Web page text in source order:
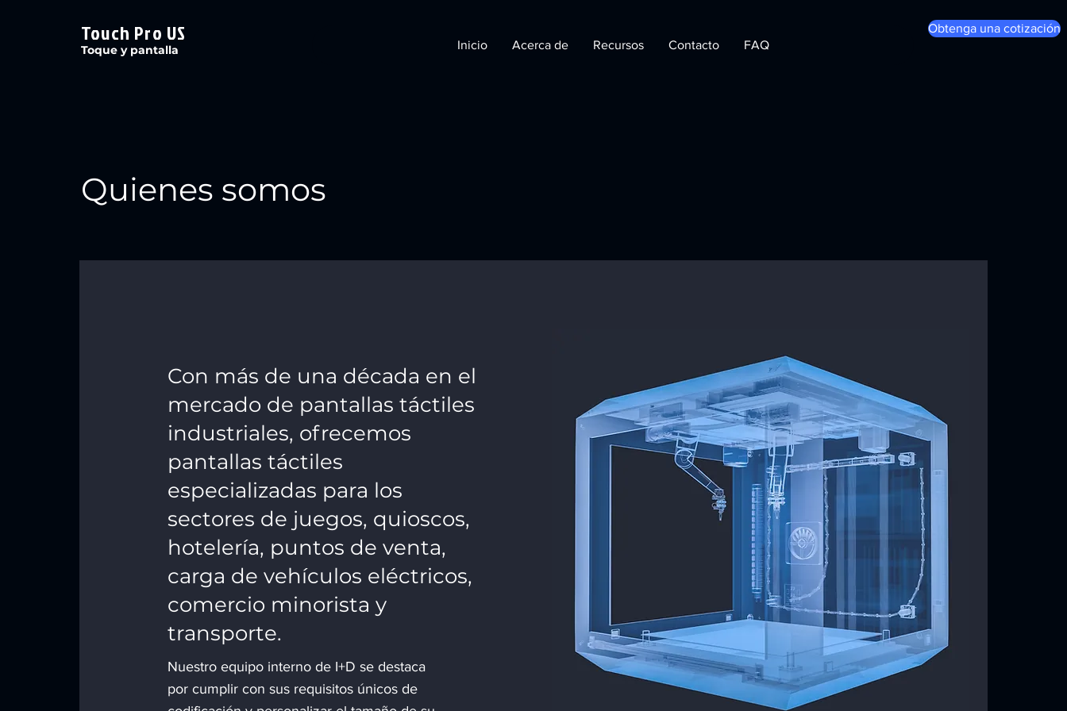
Touch Pro US
Toque y pantalla Inicio Acerca de Recursos Contacto FAQ
Obtenga una cotización
Quienes somos
Con más de una década en el
mercado de pantallas táctiles
industriales, ofrecemos
pantallas táctiles
especializadas para los
sectores de juegos, quioscos,
hotelería, puntos de venta,
carga de vehículos eléctricos,
comercio minorista y
transporte.
Nuestro equipo interno de I+D se destaca
por cumplir con sus requisitos únicos de